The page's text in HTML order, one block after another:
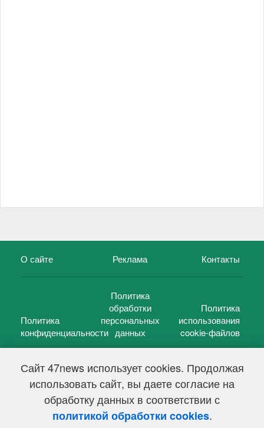
Сайт 47news использует cookies. Продолжая
использовать сайт, вы даете согласие на
обработку данных в соответствии с
политикой обработки cookies.
О сайте Реклама Контакты
Политика
конфиденциальности
Политика
обработки
персональных
данных
Политика
использования
cookie-файлов
47 новостей (47 news)2005 — 2026 г.
Свидетельство о регистрации СМИ Эл № ФС 77-39848, выдано
Федеральной службой по надзору в сфере связи,
информационных технологий и массовых коммуникаций